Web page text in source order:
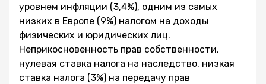
уровнем инфляции (3,4%), одним из самых
низких в Европе (9%) налогом на доходы
физических и юридических лиц.
Неприкосновенность прав собственности,
нулевая ставка налога на наследство, низкая
ставка налога (3%) на передачу прав